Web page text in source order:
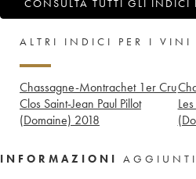
CONSULTA TUTTI GLI INDICI
ALTRI INDICI PER I VINI
Chassagne-Montrachet 1er Cru
Clos Saint-Jean Paul Pillot
(Domaine) 2018
INFORMAZIONI